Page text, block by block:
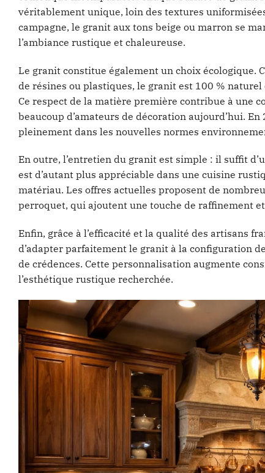
véritablement unique, loin des textures
campagne, le granit aux tons beige ou marron se
l’ambiance rustique et chaleureuse.
Le granit constitue également un choix
de résines ou plastiques, le granit est 100 %
Ce respect de la matière première contribue à une
beaucoup d’amateurs de décoration aujourd’hui.
pleinement dans les nouvelles normes
En outre, l’entretien du granit est simple : il suffit
est d’autant plus appréciable dans une cuisine
matériau. Les offres actuelles proposent de
perroquet, qui ajoutent une touche de raffinement
Enfin, grâce à l’efficacité et la qualité des artisans
d’adapter parfaitement le granit à la configuration
de crédences. Cette personnalisation augmente
l’esthétique rustique recherchée.